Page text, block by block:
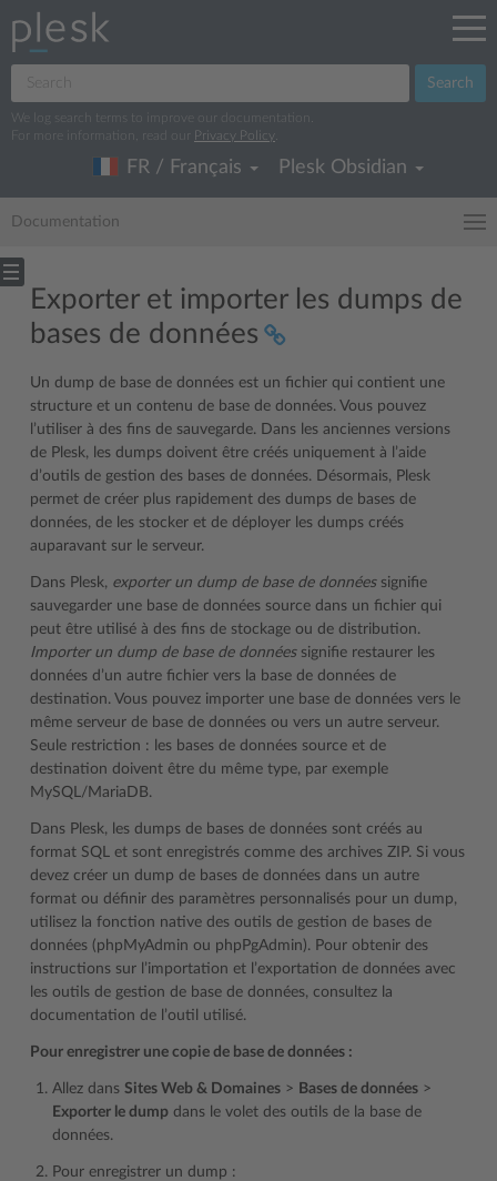
Search
We log search terms to improve our documentation.
For more information, read our
Privacy Policy
FR / Français Plesk Obsidian
Documentation
Exporter et importer les dumps de
bases de données
Un dump de base de données est un fichier qui contient une
structure et un contenu de base de données. Vous pouvez
l’utiliser à des fins de sauvegarde. Dans les anciennes versions
de Plesk, les dumps doivent être créés uniquement à l’aide
d’outils de gestion des bases de données. Désormais, Plesk
permet de créer plus rapidement des dumps de bases de
données, de les stocker et de déployer les dumps créés
auparavant sur le serveur.
Dans Plesk, exporter un dump de base de donnéessignifie
sauvegarder une base de données source dans un fichier qui
peut être utilisé à des fins de stockage ou de distribution.
Importer un dump de base de donnéessignifie restaurer les
données d’un autre fichier vers la base de données de
destination. Vous pouvez importer une base de données vers le
même serveur de base de données ou vers un autre serveur.
Seule restriction : les bases de données source et de
destination doivent être du même type, par exemple
MySQL/MariaDB.
Dans Plesk, les dumps de bases de données sont créés au
format SQL et sont enregistrés comme des archives ZIP. Si vous
devez créer un dump de bases de données dans un autre
format ou définir des paramètres personnalisés pour un dump,
utilisez la fonction native des outils de gestion de bases de
données (phpMyAdmin ou phpPgAdmin). Pour obtenir des
instructions sur l’importation et l’exportation de données avec
les outils de gestion de base de données, consultez la
documentation de l’outil utilisé.
Pour enregistrer une copie de base de données :
Allez dans Sites Web & Domaines > Bases de données >
Exporter le dump dans le volet des outils de la base de
données.
Pour enregistrer un dump :